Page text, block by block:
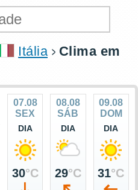
Itália
Clima em
07.08
SEX
DIA
30°C
08.08
SÁB
DIA
29°C
09.08
DOM
DIA
31°C